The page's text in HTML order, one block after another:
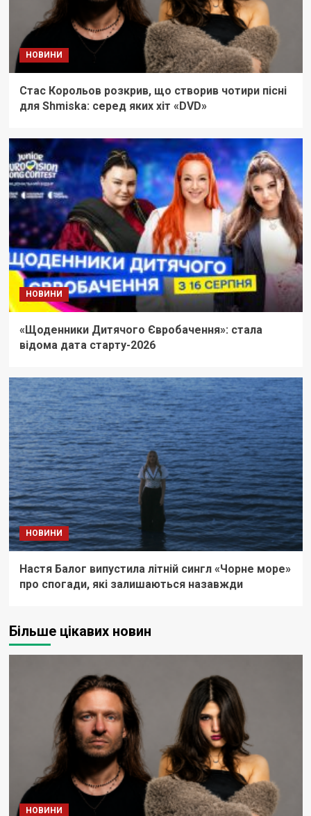
НОВИНИ
Стас Корольов розкрив, що створив чотири пісні
для Shmiska: серед яких хіт «DVD»
НОВИНИ
«Щоденники Дитячого Євробачення»: стала
відома дата старту-2026
НОВИНИ
Настя Балог випустила літній сингл «Чорне море»
про спогади, які залишаються назавжди
Більше цікавих новин
НОВИНИ